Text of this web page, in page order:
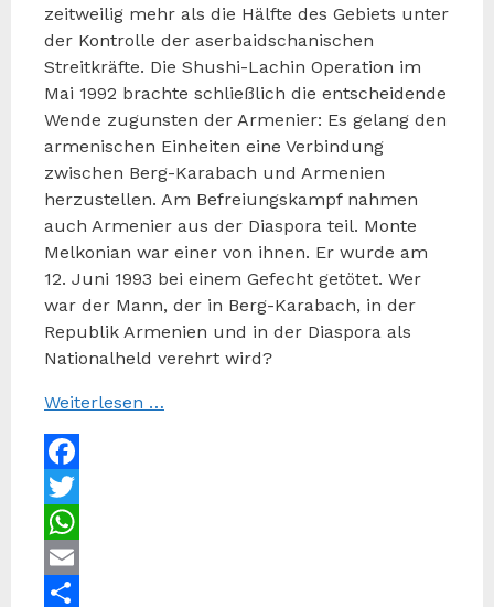
zeitweilig mehr als die Hälfte des Gebiets unter
der Kontrolle der aserbaidschanischen
Streitkräfte. Die Shushi-Lachin Operation im
Mai 1992 brachte schließlich die entscheidende
Wende zugunsten der Armenier: Es gelang den
armenischen Einheiten eine Verbindung
zwischen Berg-Karabach und Armenien
herzustellen. Am Befreiungskampf nahmen
auch Armenier aus der Diaspora teil. Monte
Melkonian war einer von ihnen. Er wurde am
12. Juni 1993 bei einem Gefecht getötet. Wer
war der Mann, der in Berg-Karabach, in der
Republik Armenien und in der Diaspora als
Nationalheld verehrt wird?
Weiterlesen …
Facebook
Twitter
WhatsApp
Email